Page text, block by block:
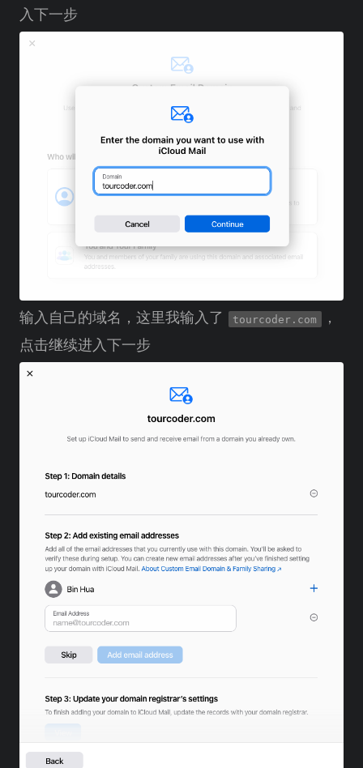
入下一步
输入自己的域名，这里我输入了 tourcoder.com
，
点击继续进入下一步